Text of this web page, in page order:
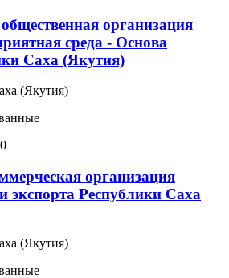
организация
среда - Основа
Саха (Якутия)
(Якутия)
организация
экспорта Республики Саха
(Якутия)